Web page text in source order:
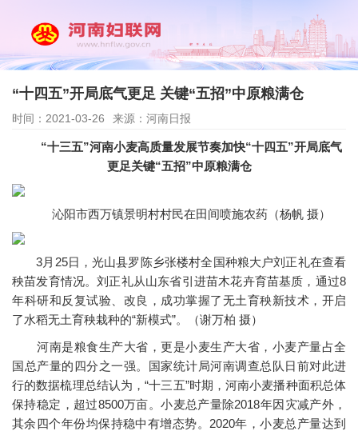
“十四五”开局底气更足 关键“五招”中原粮满仓
时间：2021-03-26 来源：河南日报
“十三五”河南小麦高质量发展节奏加快“十四五”开局底气
更足关键“五招”中原粮满仓
沁阳市西万镇景明村村民在田间喷施农药（杨帆 摄）
3月25日，光山县罗陈乡张楼村全国种粮大户刘正礼在查看
秧苗发育情况。刘正礼从山东省引进苗木花卉育苗基质，通过8
年科研和反复试验、改良，成功掌握了无土育秧新技术，开启
了水稻无土育秧栽种的“新模式”。（谢万柏 摄）
河南是粮食生产大省，更是小麦生产大省，小麦产量占全
国总产量的四分之一强。国家统计局河南调查总队日前对此进
行的数据梳理总结认为，“十三五”时期，河南小麦播种面积总体
保持稳定，超过8500万亩。小麦总产量除2018年因灾减产外，
其余四个年份均保持稳中有增态势。2020年，小麦总产量达到